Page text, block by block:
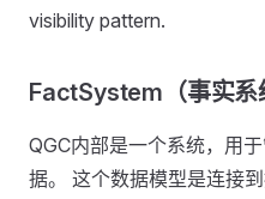
visibility pattern.
FactSystem（事实系
QGC内部是一个系统，用
据。 这个数据模型是连接